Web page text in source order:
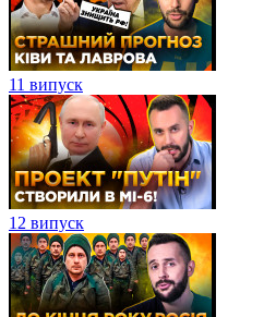
11 випуск
12 випуск